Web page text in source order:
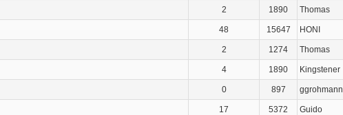
2 1890 Thomas
48 15647 HONI
2 1274 Thomas
4 1890 Kingstener
0 897 ggrohmann
17 5372 Guido